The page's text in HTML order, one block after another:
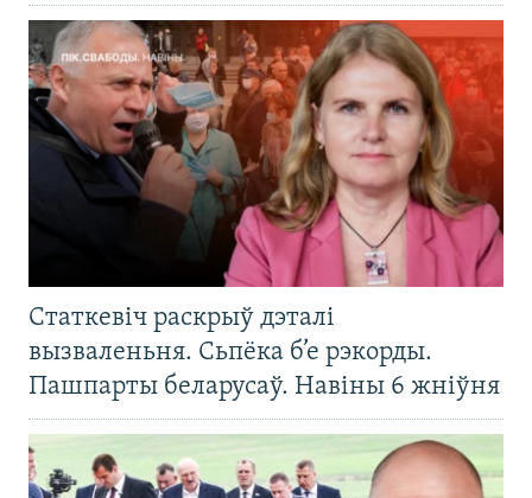
Статкевіч раскрыў дэталі
вызваленьня. Сьпёка б’е рэкорды.
Пашпарты беларусаў. Навіны 6 жніўня